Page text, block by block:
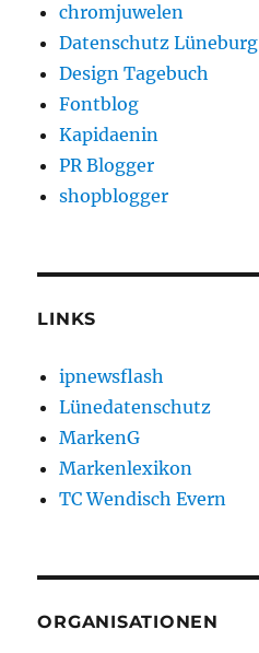
chromjuwelen
Datenschutz Lüneburg
Design Tagebuch
Fontblog
Kapidaenin
PR Blogger
shopblogger
LINKS
ipnewsflash
Lünedatenschutz
MarkenG
Markenlexikon
TC Wendisch Evern
ORGANISATIONEN